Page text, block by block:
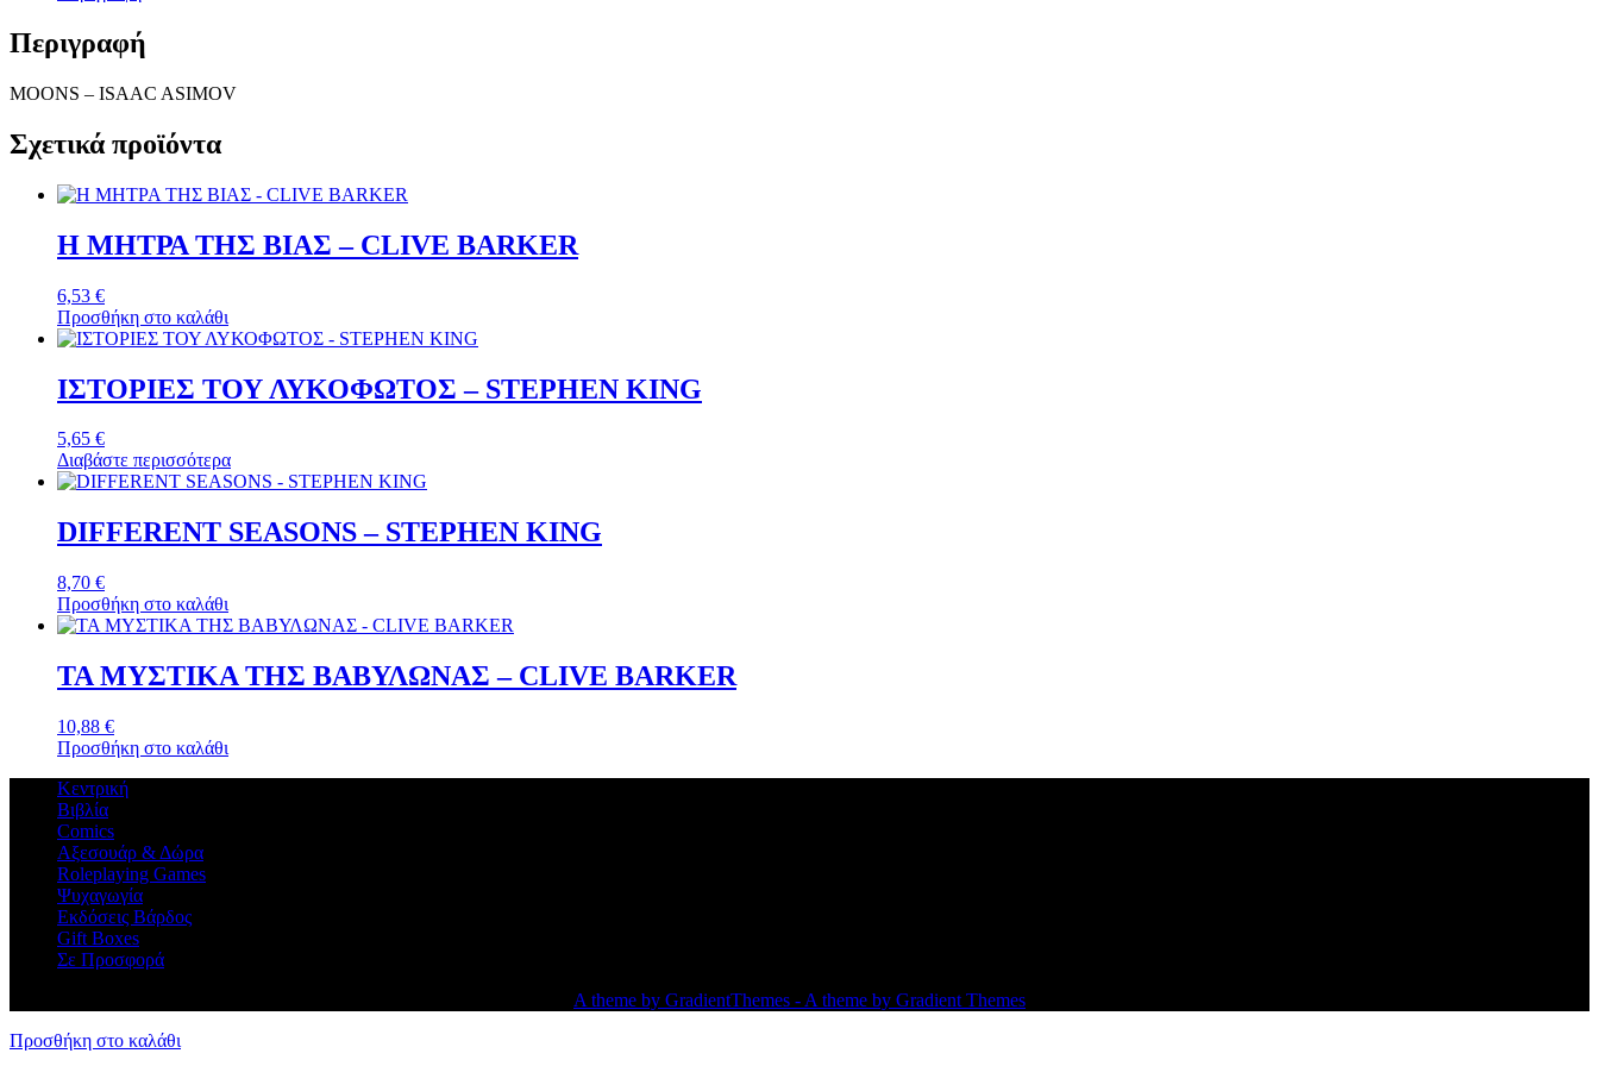
Περιγραφή
MOONS – ISAAC ASIMOV
Σχετικά προϊόντα
Η ΜΗΤΡΑ ΤΗΣ ΒΙΑΣ – CLIVE BARKER
6,53 €
Προσθήκη στο καλάθι
ΙΣΤΟΡΙΕΣ ΤΟΥ ΛΥΚΟΦΩΤΟΣ – STEPHEN KING
5,65 €
Διαβάστε περισσότερα
DIFFERENT SEASONS – STEPHEN KING
8,70 €
Προσθήκη στο καλάθι
ΤΑ ΜΥΣΤΙΚΑ ΤΗΣ ΒΑΒΥΛΩΝΑΣ – CLIVE BARKER
10,88 €
Προσθήκη στο καλάθι
Κεντρική
Βιβλία
Comics
Αξεσουάρ & Δώρα
Roleplaying Games
Ψυχαγωγία
Εκδόσεις Βάρδος
Gift Boxes
Σε Προσφορά
A theme by GradientThemes - A theme by Gradient Themes
Προσθήκη στο καλάθι